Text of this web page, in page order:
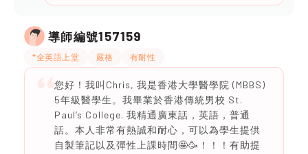
導師編號157159
*全英語上堂 嚴格 有耐性
您好！我叫Chris, 我是香港大學醫學院 (MBBS)
5年級醫學生。我畢業於香港傳統男校 St.
Paul’s College. 我精通廣東話，英語，普通
話。本人非常有熱誠和耐心，可以為學生提供
自製筆記以及彈性上課時間🤩🥳！！！有助提